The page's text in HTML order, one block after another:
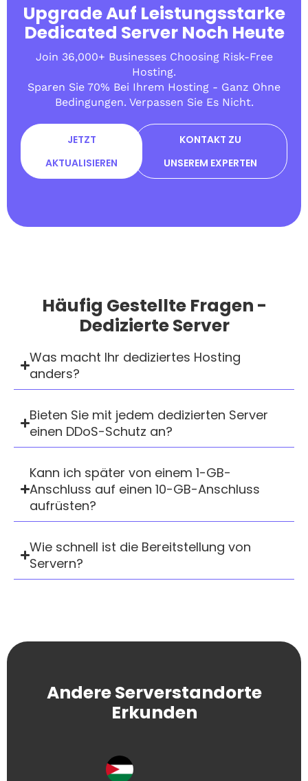
Upgrade Auf Leistungsstarke
Dedicated Server Noch Heute
Join 36,000+ Businesses Choosing Risk-Free
Hosting.
Sparen Sie 70% Bei Ihrem Hosting - Ganz Ohne
Bedingungen. Verpassen Sie Es Nicht.
JETZT
AKTUALISIEREN
KONTAKT ZU
UNSEREM EXPERTEN
Häufig Gestellte Fragen -
Dedizierte Server
Was macht Ihr dediziertes Hosting
anders?
Bieten Sie mit jedem dedizierten Server
einen DDoS-Schutz an?
Kann ich später von einem 1-GB-
Anschluss auf einen 10-GB-Anschluss
aufrüsten?
Wie schnell ist die Bereitstellung von
Servern?
Andere Serverstandorte
Erkunden